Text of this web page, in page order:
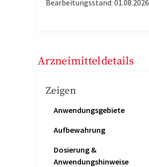
Bearbeitungsstand: 01.08.2026
Arzneimitteldetails
Zeigen
Anwendungsgebiete
Aufbewahrung
Dosierung &
Anwendungshinweise